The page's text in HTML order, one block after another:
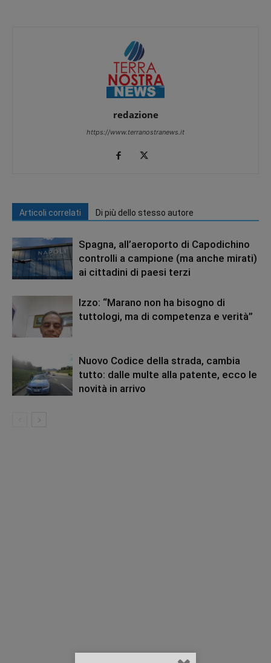
redazione
https://www.terranostranews.it
Articoli correlati Di più dello stesso autore
Spagna, all’aeroporto di Capodichino
controlli a campione (ma anche mirati)
ai cittadini di paesi terzi
Izzo: “Marano non ha bisogno di
tuttologi, ma di competenza e verità”
Nuovo Codice della strada, cambia
tutto: dalle multe alla patente, ecco le
novità in arrivo